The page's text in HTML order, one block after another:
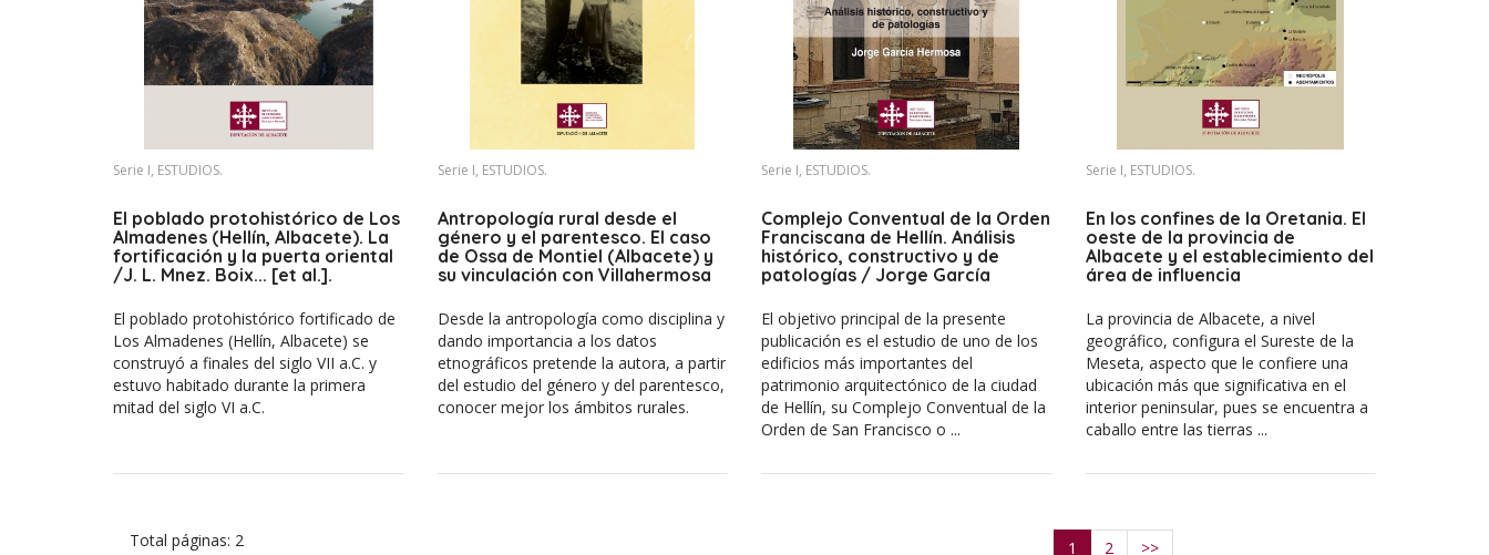
Serie I, ESTUDIOS.
El poblado protohistórico de Los
Almadenes (Hellín, Albacete). La
fortificación y la puerta oriental
/J. L. Mnez. Boix... [et al.].
El poblado protohistórico fortificado de
Los Almadenes (Hellín, Albacete) se
construyó a finales del siglo VII a.C. y
estuvo habitado durante la primera
mitad del siglo VI a.C.
Serie I, ESTUDIOS.
Antropología rural desde el
género y el parentesco. El caso
de Ossa de Montiel (Albacete) y
su vinculación con Villahermosa
Campo de Montiel
Desde la antropología como disciplina y
dando importancia a los datos
etnográficos pretende la autora, a partir
del estudio del género y del parentesco,
conocer mejor los ámbitos rurales.
Serie I, ESTUDIOS.
Complejo Conventual de la Orden
Franciscana de Hellín. Análisis
histórico, constructivo y de
patologías / Jorge García
El objetivo principal de la presente
publicación es el estudio de uno de los
edificios más importantes del
patrimonio arquitectónico de la ciudad
de Hellín, su Complejo Conventual de la
Orden de San Francisco o ...
Serie I, ESTUDIOS.
En los confines de la Oretania. El
oeste de la provincia de
Albacete y el establecimiento del
área de influencia
La provincia de Albacete, a nivel
geográfico, configura el Sureste de la
Meseta, aspecto que le confiere una
ubicación más que significativa en el
interior peninsular, pues se encuentra a
caballo entre las tierras ...
Total páginas: 2 1 2 >>